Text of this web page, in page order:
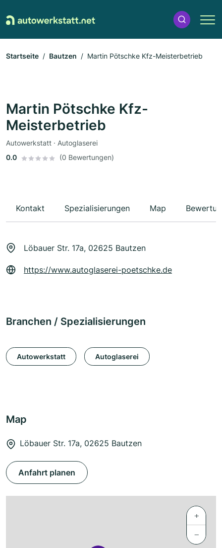
Startseite Bautzen Martin Pötschke Kfz-Meisterbetrieb
Martin Pötschke Kfz-
Meisterbetrieb
Autowerkstatt · Autoglaserei
0.0
(0 Bewertungen)
Kontakt Spezialisierungen Map
Löbauer Str. 17a, 02625 Bautzen
https://www.autoglaserei-poetschke.de
Branchen / Spezialisierungen
Autowerkstatt Autoglaserei
Map
Löbauer Str. 17a, 02625 Bautzen
Anfahrt planen
+
−